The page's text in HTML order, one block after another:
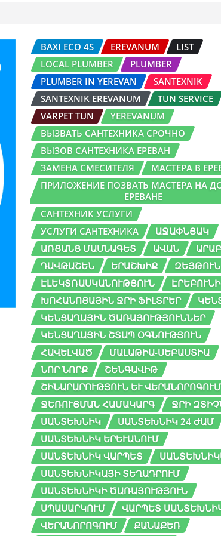
BAXI ECO 4S EREVANUM
LIST
LOCAL PLUMBER
PLUMBER
PLUMBER IN YEREVAN
SANTEXNIK
SANTEXNIK EREVANUM
TUN SERVICE
VARPET TUN
YEREVANUM
ВЫЗВАТЬ САНТЕХНИКА СРОЧНО
ВЫЗОВ САНТЕХНИКА ЕРЕВАН
ЗАМЕНА СМЕСИТЕЛЯ
МАСТЕРА В
ПРИЛОЖЕНИЕ ПОЗВАТЬ МАСТЕРА НА
ЕРЕВАНЕ
САНТЕХНИК УСЛУГИ
УСЛУГИ САНТЕХНИКА
ԱՋԱՓՆՅԱԿ
ԱՌՑԱՆՑ ՄԱՍՆԱԳԵՏ
ԱՎԱՆ
ԴԱՎԹԱՇԵՆ
ԵՐԱՇԽԻՔ
ԶԵՅԹՈՒՆ
ԷԼԵԿՏՌԱՍԿԱՆՈՒԹՅՈՒՆ
ԷՐԵԲՈՒՆԻ
ԽՈՀԱՆՈՑԱՅԻՆ ՋՐԻ ՖԻԼՏՐԵՐ
ԿԵՆՑԱՂԱՅԻՆ ԾԱՌԱՅՈՒԹՅՈՒՆՆԵՐ
ԿԵՆՑԱՂԱՅԻՆ ՇՏԱՊ ՕԳՆՈՒԹՅՈՒՆ
ՀԱՎԵԼՎԱԾ
ՄԱԼԱԹԻԱ-ՍԵԲԱՍՏԻԱ
ՆՈՐ ՆՈՐՔ
ՇԵՆԳԱՎԻԹ
ՇԻՆԱՐԱՐՈՒԹՅՈՒՆ ԵՒ ՎԵՐԱՆՈՐՈԳՈՒՄ
ՋԵՌՈՒՑՄԱՆ ՀԱՄԱԿԱՐԳ
ՋՐԻ
ՍԱՆՏԵԽՆԻԿ
ՍԱՆՏԵԽՆԻԿ 24 ԺԱՄ
ՍԱՆՏԵԽՆԻԿ ԵՐԵՒԱՆՈՒՄ
ՍԱՆՏԵԽՆԻԿ ՎԱՐՊԵՏ
ՍԱՆՏԵԽՆԻԿԱՅԻ ՏԵՂԱԴՐՈՒՄ
ՍԱՆՏԵԽՆԻԿԻ ԾԱՌԱՅՈՒԹՅՈՒՆ
ՍՊԱՍԱՐԿՈՒՄ
ՎԱՐՊԵՏ
ՎԵՐԱՆՈՐՈԳՈՒՄ
ՔԱՆԱՔԵՌ